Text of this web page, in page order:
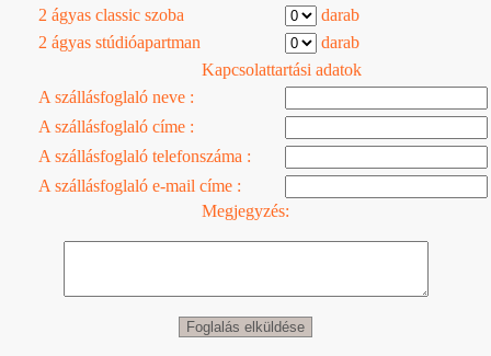
2 ágyas classic szoba
darab
2 ágyas stúdióapartman
darab
Kapcsolattartási adatok
A szállásfoglaló neve :
A szállásfoglaló címe :
A szállásfoglaló telefonszáma :
A szállásfoglaló e-mail címe :
Megjegyzés: